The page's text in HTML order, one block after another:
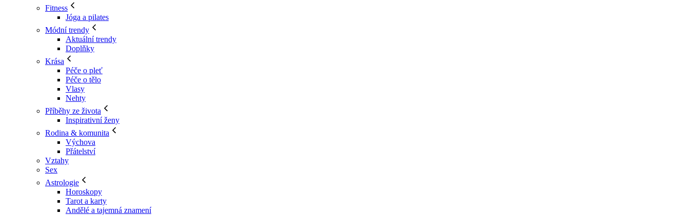
Fitness
Jóga a pilates
Módní trendy
Aktuální trendy
Doplňky
Krása
Péče o pleť
Péče o tělo
Vlasy
Nehty
Příběhy ze života
Inspirativní ženy
Rodina & komunita
Výchova
Přátelství
Vztahy
Sex
Astrologie
Horoskopy
Tarot a karty
Andělé a tajemná znamení